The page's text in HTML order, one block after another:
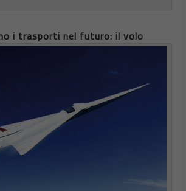
P52 le
con 128 GB di